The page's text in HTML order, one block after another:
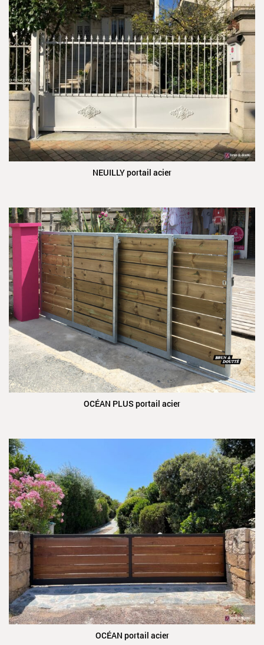
NEUILLY portail acier
OCÉAN PLUS portail acier
OCÉAN portail acier